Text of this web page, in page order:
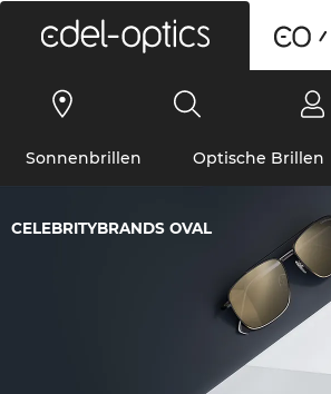
Sonnenbrillen Optische Brillen
CELEBRITYBRANDS OVAL